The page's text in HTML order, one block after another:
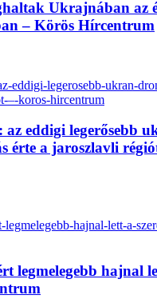
Ukrajnában az
– Körös Hírcentrum
eddigi legerősebb
érte a jaroszlavli
legmelegebb hajnal